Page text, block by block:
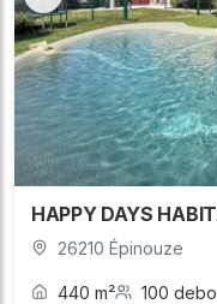
HAPPY DAYS
26210 Épinouze
440 m² 100